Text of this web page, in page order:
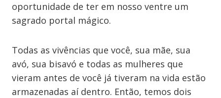
oportunidade de ter em nosso ventre um
sagrado portal mágico.
Todas as vivências que você, sua mãe, sua
avó, sua bisavó e todas as mulheres que
vieram antes de você já tiveram na vida estão
armazenadas aí dentro. Então, temos dois